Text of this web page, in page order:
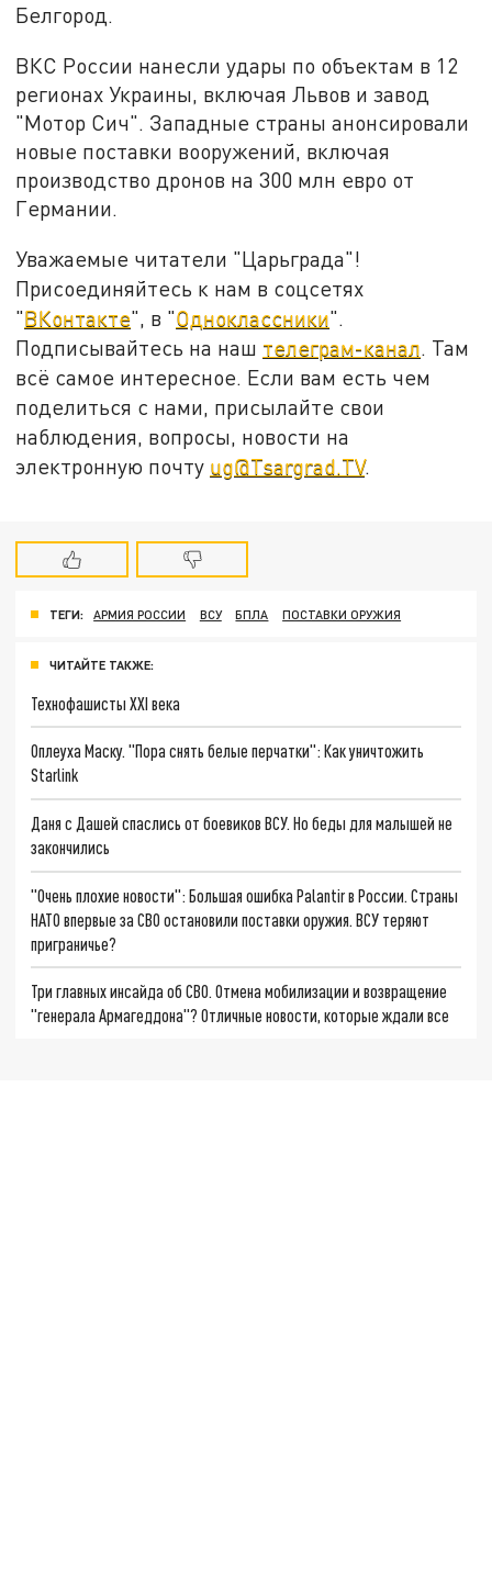
Белгород.
ВКС России нанесли удары по объектам в 12
регионах Украины, включая Львов и завод
"Мотор Сич". Западные страны анонсировали
новые поставки вооружений, включая
производство дронов на 300 млн евро от
Германии.
Уважаемые читатели "Царьграда"!
Присоединяйтесь к нам в соцсетях
"ВКонтакте", в "Одноклассники".
Подписывайтесь на наш телеграм-канал. Там
всё самое интересное. Если вам есть чем
поделиться с нами, присылайте свои
наблюдения, вопросы, новости на
электронную почту ug@Tsargrad.TV.
ТЕГИ: АРМИЯ РОССИИ ВСУ БПЛА ПОСТАВКИ ОРУЖИЯ
ЧИТАЙТЕ ТАКЖЕ:
Технофашисты XXI века
Оплеуха Маску. "Пора снять белые перчатки": Как уничтожить
Starlink
Даня с Дашей спаслись от боевиков ВСУ. Но беды для малышей не
закончились
"Очень плохие новости": Большая ошибка Palantir в России. Страны
НАТО впервые за СВО остановили поставки оружия. ВСУ теряют
приграничье?
Три главных инсайда об СВО. Отмена мобилизации и возвращение
"генерала Армагеддона"? Отличные новости, которые ждали все